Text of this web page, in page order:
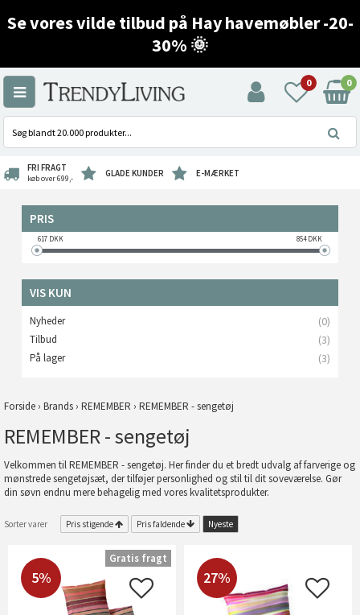
Se vores vilde tilbud på Hay havemøbler -20-
30% 🌞
0 0
FRI FRAGT
køb over 699,- GLADE KUNDER E-MÆRKET
PRIS
617DKK 854DKK
VIS KUN
Nyheder (0)
Tilbud (3)
På lager (3)
Forside › Brands › REMEMBER › REMEMBER - sengetøj
REMEMBER - sengetøj
Velkommen til REMEMBER - sengetøj. Her finder du et bredt udvalg af farverige og
mønstrede sengetøjsæt, der tilføjer personlighed og stil til dit soveværelse. Gør
din søvn endnu mere behagelig med vores kvalitetsprodukter.
Sorter varer Pris stigende Pris faldende Nyeste
5%
Gratis fragt
27%